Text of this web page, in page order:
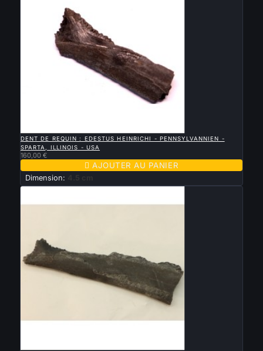
DENT DE REQUIN : EDESTUS HEINRICHI - PENNSYLVANNIEN -
SPARTA, ILLINOIS - USA
160,00 €
 AJOUTER AU PANIER
Dimension: 4.5 cm